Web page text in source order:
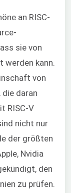
an RISC-
sie von
kann.
von
daran
RISC-V
nicht nur
der größten
Nvidia
den
zu prüfen.